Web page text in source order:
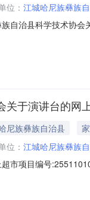
位： 江城哈尼族彝族
自治县科学技术协
项目项目编号：
于演讲台的网
尼族彝族自治县
位： 江城哈尼族彝族
市项目编号
寸（长*宽*高）